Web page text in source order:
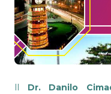
Il Dr. Danilo